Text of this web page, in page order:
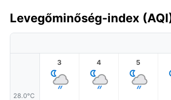
Levegőminőség-index
28.0°C
3 4 5